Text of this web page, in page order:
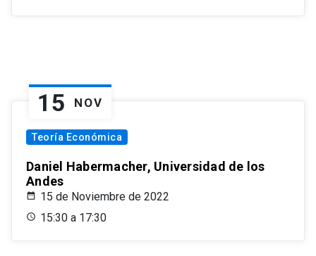
15 NOV
Teoría Económica
Daniel Habermacher, Universidad de los
Andes
15 de Noviembre de 2022
15:30 a 17:30